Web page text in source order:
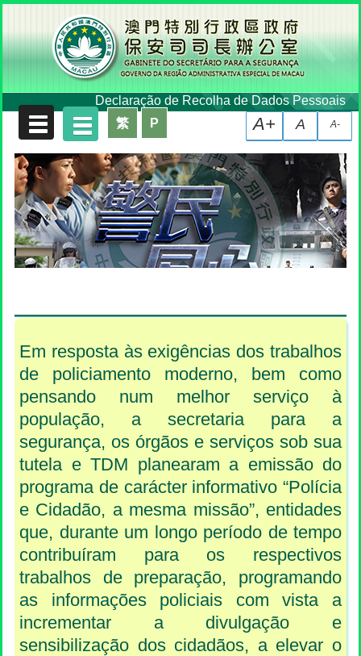
Declaração de Recolha de Dados Pessoais
A-
A
A+
繁 P
Em resposta às exigências dos trabalhos
de policiamento moderno, bem como
pensando num melhor serviço à
população, a secretaria para a
segurança, os órgãos e serviços sob sua
tutela e TDM planearam a emissão do
programa de carácter informativo “Polícia
e Cidadão, a mesma missão”, entidades
que, durante um longo período de tempo
contribuíram para os respectivos
trabalhos de preparação, programando
as informações policiais com vista a
incrementar a divulgação e
sensibilização dos cidadãos, a elevar o